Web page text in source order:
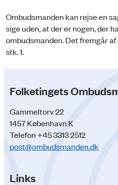
Ombudsmanden kan rejse en
sige uden, at der er nogen, der
ombudsmanden. Det fremgår af
stk. 1.
Folketingets
Gammeltorv 22
1457 København K
Telefon +45 3313 2512
post@ombudsmanden.dk
Links